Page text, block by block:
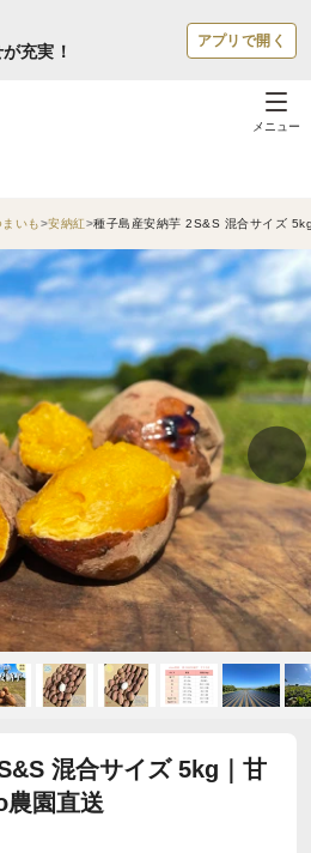
充実！
アプリで開く
メニュー
まいも 安納紅 種子島産安納芋 2S&S 混合サイズ
混合サイズ 5kg｜甘
農園直送